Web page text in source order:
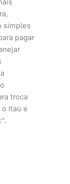
simples
pagar
troca
Itaú e